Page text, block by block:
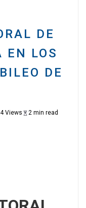
DE
EN LOS
DE
Views 2 min read